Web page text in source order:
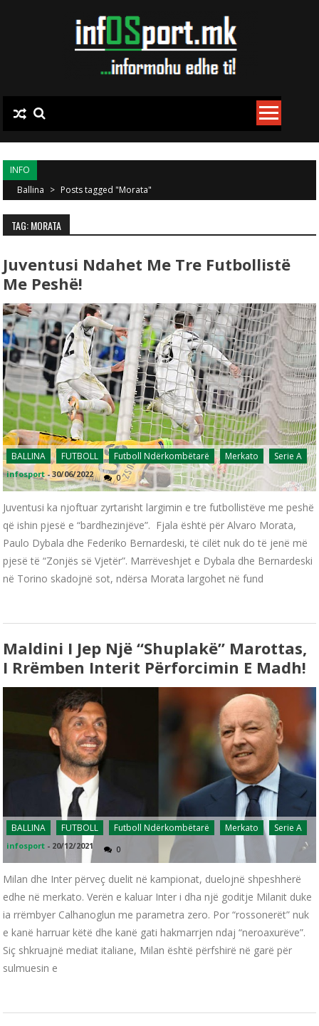
INFO
Ballina > Posts tagged "Morata"
TAG: MORATA
Juventusi Ndahet Me Tre Futbollistë
Me Peshë!
BALLINA FUTBOLL Futboll Ndërkombëtarë Merkato Serie A
infosport -30/06/2022 0
Juventusi ka njoftuar zyrtarisht largimin e tre futbollistëve me peshë
që ishin pjesë e “bardhezinjëve”. Fjala është për Alvaro Morata,
Paulo Dybala dhe Federiko Bernardeski, të cilët nuk do të jenë më
pjesë të “Zonjës së Vjetër”. Marrëveshjet e Dybala dhe Bernardeski
në Torino skadojnë sot, ndërsa Morata largohet në fund
Maldini I Jep Një “shuplakë” Marottas,
I Rrëmben Interit Përforcimin E Madh!
BALLINA FUTBOLL Futboll Ndërkombëtarë Merkato Serie A
infosport - 20/12/2021 0
Milan dhe Inter përveç duelit në kampionat, duelojnë shpeshherë
edhe në merkato. Verën e kaluar Inter i dha një goditje Milanit duke
ia rrëmbyer Calhanoglun me parametra zero. Por “rossonerët” nuk
e kanë harruar këtë dhe kanë gati hakmarrjen ndaj “neroaxurëve”.
Siç shkruajnë mediat italiane, Milan është përfshirë në garë për
sulmuesin e